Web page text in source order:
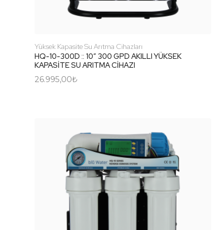
Yüksek Kapasite Su Arıtma Cihazları
HQ-10-300D :: 10″ 300 GPD AKILLI YÜKSEK
KAPASİTE SU ARITMA CİHAZI
26.995,00₺